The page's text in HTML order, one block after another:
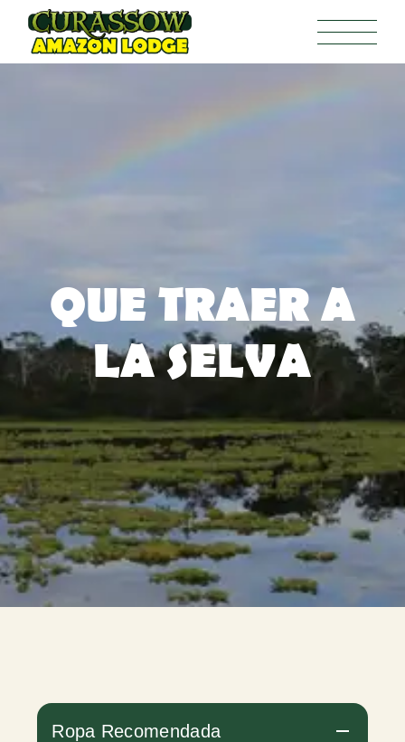
QUE TRAER A
LA SELVA
Ropa Recomendada